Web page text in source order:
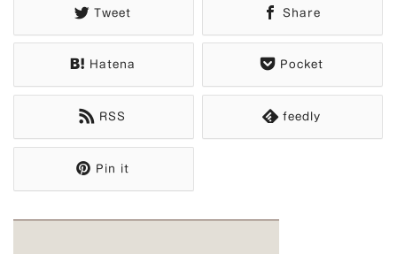
Tweet Share
Hatena Pocket
RSS feedly
Pin it